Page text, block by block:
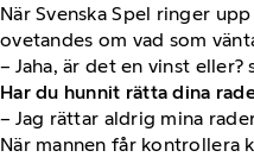
När Svenska Spel ringer
ovetandes om vad som
– Jaha, är det en vinst eller?
Har du hunnit rätta dina
– Jag rättar aldrig mina
När mannen får kontrollera